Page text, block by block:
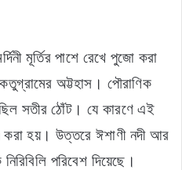
মূর্তির পাশে রেখে পুজো করা
অট্টহাস। পৌরাণিক
সতীর ঠোঁট। যে কারণে এই
করা হয়। উত্তরে ঈশাণী নদী আর
পরিবেশ দিয়েছে।